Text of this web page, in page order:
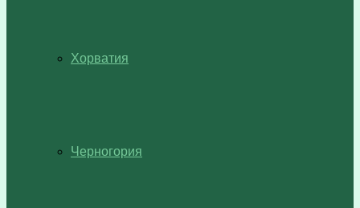
Хорватия
Черногория